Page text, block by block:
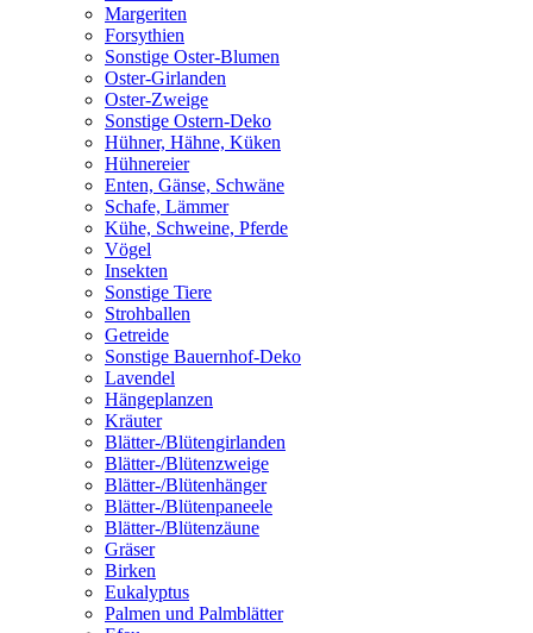
Margeriten
Forsythien
Sonstige Oster-Blumen
Oster-Girlanden
Oster-Zweige
Sonstige Ostern-Deko
Hühner, Hähne, Küken
Hühnereier
Enten, Gänse, Schwäne
Schafe, Lämmer
Kühe, Schweine, Pferde
Vögel
Insekten
Sonstige Tiere
Strohballen
Getreide
Sonstige Bauernhof-Deko
Lavendel
Hängeplanzen
Kräuter
Blätter-/Blütengirlanden
Blätter-/Blütenzweige
Blätter-/Blütenhänger
Blätter-/Blütenpaneele
Blätter-/Blütenzäune
Gräser
Birken
Eukalyptus
Palmen und Palmblätter